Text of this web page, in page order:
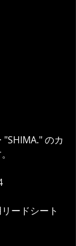
のカ
ードシート